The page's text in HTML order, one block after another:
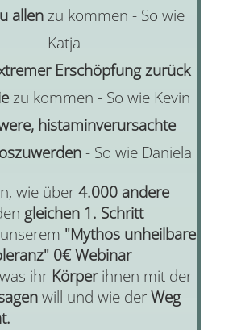
allenzu kommen - So wie
Katja
Erschöpfung zurück
zu kommen - So wie Kevin
histaminverursachte
- So wie Daniela
wie über4.000 andere
gleichen 1. Schritt
"Mythos unheilbare
0€ Webinar
ihr Körperihnen mit der
will und wie derWeg